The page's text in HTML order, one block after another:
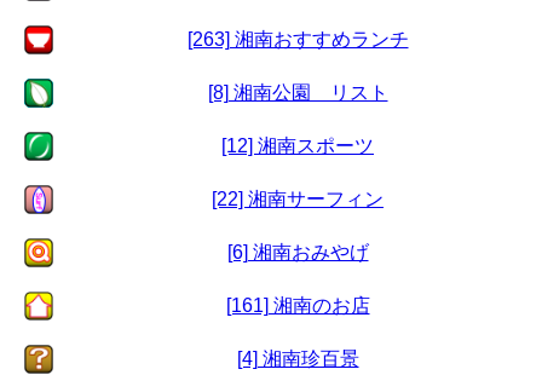
[263] 湘南おすすめランチ
[8] 湘南公園 リスト
[12] 湘南スポーツ
[22] 湘南サーフィン
[6] 湘南おみやげ
[161] 湘南のお店
[4] 湘南珍百景